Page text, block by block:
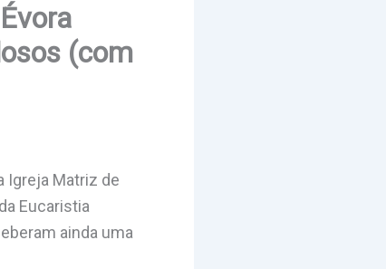
(com
Igreja Matriz de
Eucaristia
ainda uma